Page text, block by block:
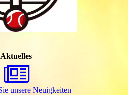
Aktuelles
unsere Neuigkeiten